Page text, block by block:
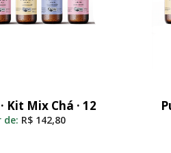
Ao Carrinho
Kit Mix Chá · 12
de: R$ 142,80